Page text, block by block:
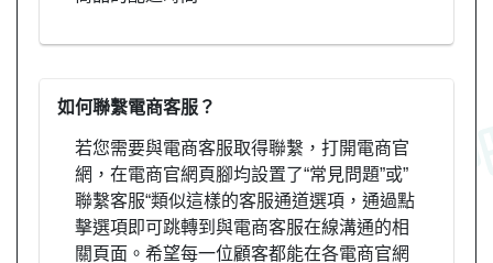
如何聯繫電商客服？
若您需要與電商客服取得聯繫，打開電商官
網，在電商官網頁腳均設置了“常見問題”或”
聯繫客服“類似這樣的客服通道選項，通過點
擊選項即可跳轉到與電商客服在線溝通的相
關頁面。希望每一位顧客都能在各電商官網